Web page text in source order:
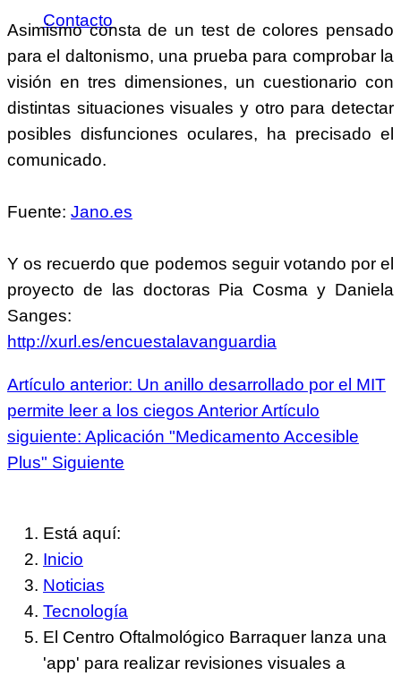
Contacto
Asimismo consta de un test de colores pensado
para el daltonismo, una prueba para comprobar la
visión en tres dimensiones, un cuestionario con
distintas situaciones visuales y otro para detectar
posibles disfunciones oculares, ha precisado el
comunicado.
Fuente: Jano.es
Y os recuerdo que podemos seguir votando por el
proyecto de las doctoras Pia Cosma y Daniela
Sanges:
http://xurl.es/encuestalavanguardia
Artículo anterior: Un anillo desarrollado por el MIT
permite leer a los ciegos AnteriorArtículo
siguiente: Aplicación "Medicamento Accesible
Plus" Siguiente
Está aquí:
Inicio
Noticias
Tecnología
El Centro Oftalmológico Barraquer lanza una
'app' para realizar revisiones visuales a